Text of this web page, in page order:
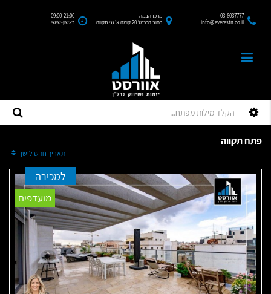
09:00-21:00
ראשון-שישי
מרכז הבמה
רחוב הכרמל 20 קומה א' גני תקווה
03-6037777
info@everestn.co.il
פתח תקווה
תאריך חדש לישן
מועדפים
למכירה